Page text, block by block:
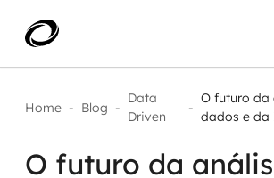
Home - Blog -
Data
Driven
-
O futuro da
dados e da
O futuro da